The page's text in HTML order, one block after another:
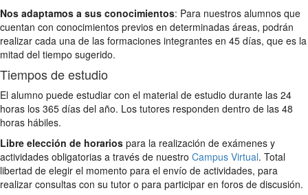
Nos adaptamos a sus conocimientos: Para nuestros alumnos que
cuentan con conocimientos previos en determinadas áreas, podrán
realizar cada una de las formaciones integrantes en 45 días, que es la
mitad del tiempo sugerido.
Tiempos de estudio
El alumno puede estudiar con el material de estudio durante las 24
horas los 365 días del año. Los tutores responden dentro de las 48
horas hábiles.
Libre elección de horarios para la realización de exámenes y
actividades obligatorias a través de nuestro Campus Virtual. Total
libertad de elegir el momento para el envío de actividades, para
realizar consultas con su tutor o para participar en foros de discusión.